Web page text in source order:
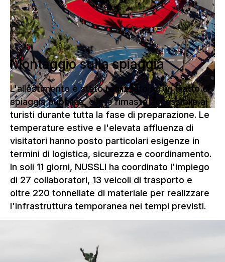
un'infrastruttura sicura, confortevole e
di grande effetto.
Montaggio sulla spiaggia
L'allestimento è stato realizzato su un tratto di
spiaggia pubblica, che è rimasto accessibile ai
turisti durante tutta la fase di preparazione. Le
temperature estive e l'elevata affluenza di
visitatori hanno posto particolari esigenze in
termini di logistica, sicurezza e coordinamento.
In soli 11 giorni, NUSSLI ha coordinato l'impiego
di 27 collaboratori, 13 veicoli di trasporto e
oltre 220 tonnellate di materiale per realizzare
l'infrastruttura temporanea nei tempi previsti.